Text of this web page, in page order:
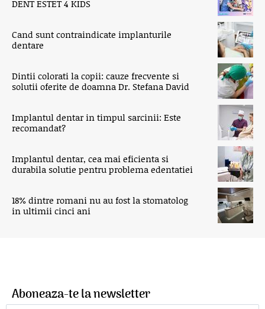
DENT ESTET 4 KIDS
Cand sunt contraindicate implanturile
dentare
Dintii colorati la copii: cauze frecvente si
solutii oferite de doamna Dr. Stefana David
Implantul dentar in timpul sarcinii: Este
recomandat?
Implantul dentar, cea mai eficienta si
durabila solutie pentru problema edentatiei
18% dintre romani nu au fost la stomatolog
in ultimii cinci ani
Aboneaza-te la newsletter